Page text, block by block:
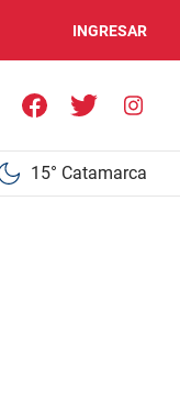
INGRESAR
15° Catamarca